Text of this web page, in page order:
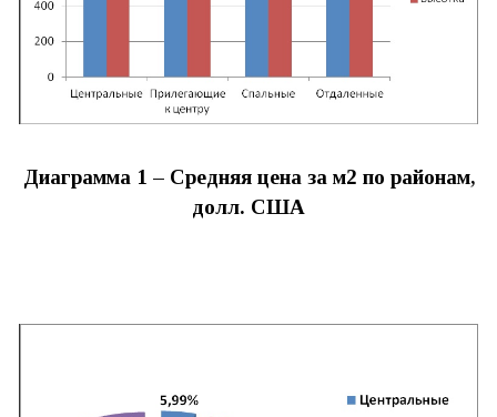
Диаграмма 1 – Средняя цена за м2 по районам,
долл. США